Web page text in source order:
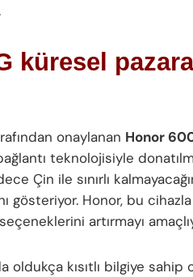
küresel pazara
onaylanan Honor
teknolojisiyle
Çin ile sınırlı
gösteriyor. Honor, bu
artırmayı
kısıtlı bilgiye sahip